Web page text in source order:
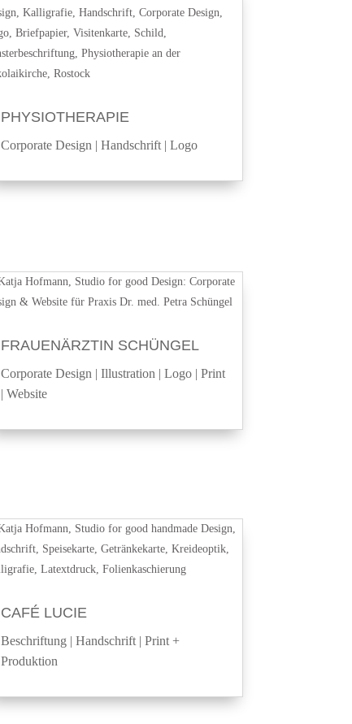
PHYSIOTHERAPIE
Corporate Design | Handschrift| Logo
FRAUENÄRZTIN SCHÜNGEL
Corporate Design | Illustration | Logo| Print
| Website
CAFÉ LUCIE
Beschriftung | Handschrift| Print +
Produktion